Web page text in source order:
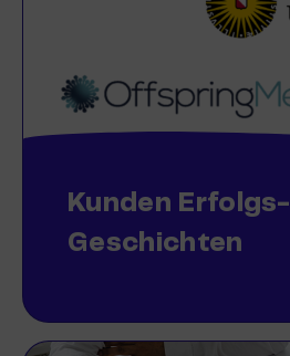
Kunden Erfolgs-
Geschichten